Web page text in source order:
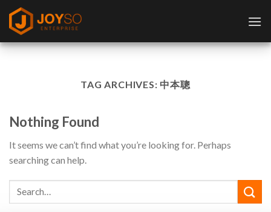
Skip
content
TAG ARCHIVES: 中本聰
Nothing Found
It seems we can’t find what you’re looking for. Perhaps
searching can help.